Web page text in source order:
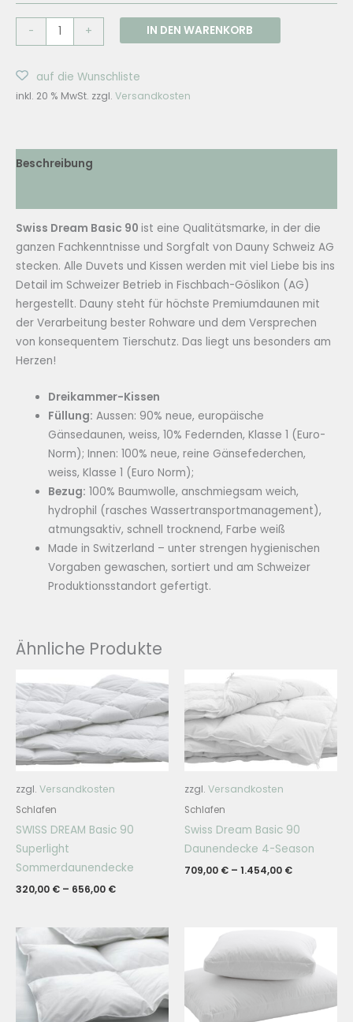
-
DREAM
90
Dreikammer-
Menge
+ IN DEN WARENKORB
auf die Wunschliste
inkl. 20 % MwSt. zzgl. Versandkosten
Beschreibung
Swiss Dream Basic 90 ist eine Qualitätsmarke, in der die
ganzen Fachkenntnisse und Sorgfalt von Dauny Schweiz AG
stecken. Alle Duvets und Kissen werden mit viel Liebe bis ins
Detail im Schweizer Betrieb in Fischbach-Göslikon (AG)
hergestellt. Dauny steht für höchste Premiumdaunen mit
der Verarbeitung bester Rohware und dem Versprechen
von konsequentem Tierschutz. Das liegt uns besonders am
Herzen!
Dreikammer-Kissen
Füllung: Aussen: 90% neue, europäische
Gänsedaunen, weiss, 10% Federnden, Klasse 1 (Euro-
Norm); Innen: 100% neue, reine Gänsefederchen,
weiss, Klasse 1 (Euro Norm);
Bezug: 100% Baumwolle, anschmiegsam weich,
hydrophil (rasches Wassertransportmanagement),
atmungsaktiv, schnell trocknend, Farbe weiß
Made in Switzerland – unter strengen hygienischen
Vorgaben gewaschen, sortiert und am Schweizer
Produktionsstandort gefertigt.
Ähnliche Produkte
zzgl. Versandkosten
Schlafen
SWISS DREAM Basic 90
Superlight
Sommerdaunendecke
320,00 € – 656,00 €
zzgl. Versandkosten
Schlafen
Swiss Dream Basic 90
Daunendecke 4-Season
709,00 € – 1.454,00 €